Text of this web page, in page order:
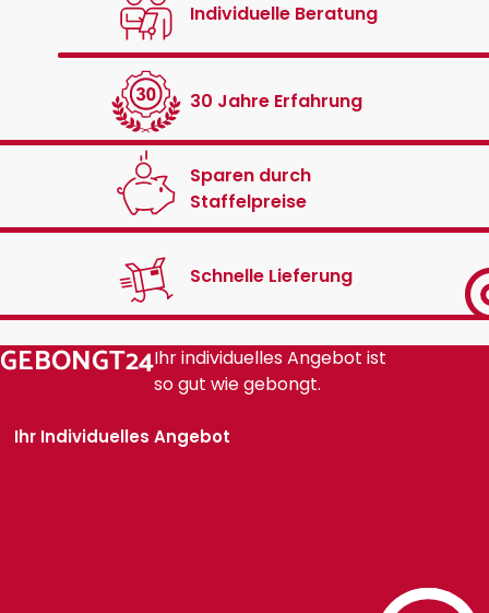
Individuelle Beratung
30 Jahre Erfahrung
Sparen durch
Staffelpreise
Schnelle Lieferung
GEBONGT24Ihr individuelles Angebot ist
so gut wie gebongt.
Ihr Individuelles Angebot